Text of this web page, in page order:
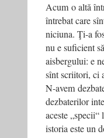
Acum o altă
întrebat care
niciuna. Ţi-a
nu e suficient
aisbergului: e
sînt scriitori, ci
N-avem
dezbaterilor
aceste
istoria este un